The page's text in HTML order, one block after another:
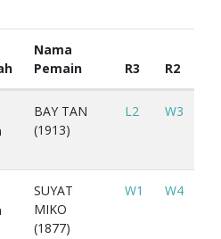
Nama
Pemain
R3 R2
BAY TAN
(1913)
L2 W3
SUYAT
MIKO
(1877)
W1 W4